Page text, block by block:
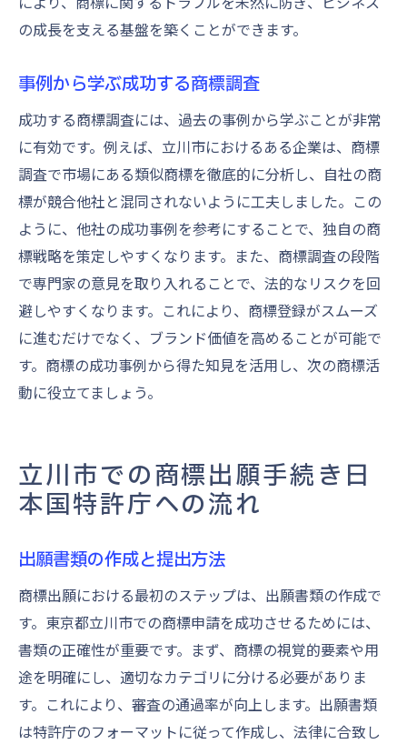
の成長を支える基盤を築くことができます。
事例から学ぶ成功する商標調査
成功する商標調査には、過去の事例から学ぶことが非常
に有効です。例えば、立川市におけるある企業は、商標
調査で市場にある類似商標を徹底的に分析し、自社の商
標が競合他社と混同されないように工夫しました。この
ように、他社の成功事例を参考にすることで、独自の商
標戦略を策定しやすくなります。また、商標調査の段階
で専門家の意見を取り入れることで、法的なリスクを回
避しやすくなります。これにより、商標登録がスムーズ
に進むだけでなく、ブランド価値を高めることが可能で
す。商標の成功事例から得た知見を活用し、次の商標活
動に役立てましょう。
立川市での商標出願手続き日
本国特許庁への流れ
出願書類の作成と提出方法
商標出願における最初のステップは、出願書類の作成で
す。東京都立川市での商標申請を成功させるためには、
書類の正確性が重要です。まず、商標の視覚的要素や用
途を明確にし、適切なカテゴリに分ける必要がありま
す。これにより、審査の通過率が向上します。出願書類
は特許庁のフォーマットに従って作成し、法律に合致し